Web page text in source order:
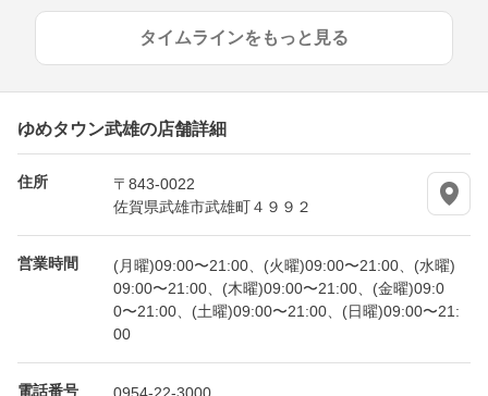
タイムラインをもっと見る
ゆめタウン武雄の店舗詳細
住所
〒843-0022
佐賀県武雄市武雄町４９９２
営業時間
(月曜)09:00〜21:00、(火曜)09:00〜21:00、(水曜)
09:00〜21:00、(木曜)09:00〜21:00、(金曜)09:0
0〜21:00、(土曜)09:00〜21:00、(日曜)09:00〜21:
00
電話番号 0954-22-3000